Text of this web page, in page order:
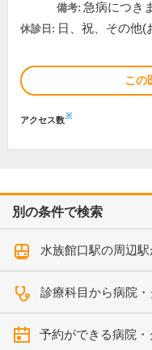
備考: 急病につき
休診日: 日、祝、その他(
この
アクセス数※
別の条件で検索
水族館口駅の周辺
診療科目から病院
予約ができる病院